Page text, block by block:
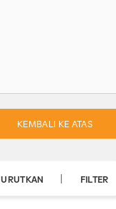
KEMBALI KE ATAS
URUTKAN FILTER